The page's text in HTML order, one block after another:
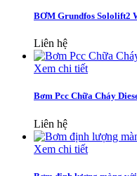
BƠM Grundfos Sololift2
Liên hệ
Xem chi tiết
Bơm Pcc Chữa Cháy
Liên hệ
Xem chi tiết